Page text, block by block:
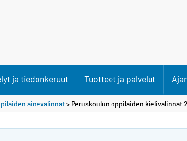
ja tiedonkeruut Tuotteet ja palvelut
ainevalinnat> Peruskoulun oppilaiden kielivalinnat